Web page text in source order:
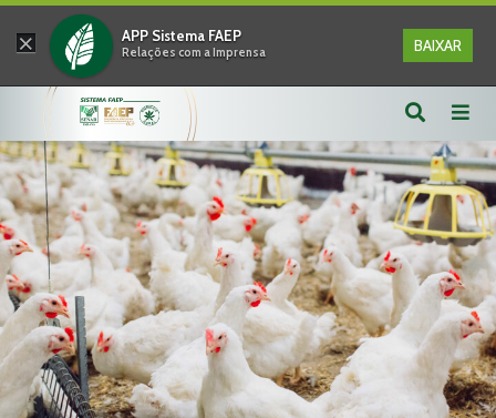
× APP Sistema FAEP
Relações com a Imprensa BAIXAR